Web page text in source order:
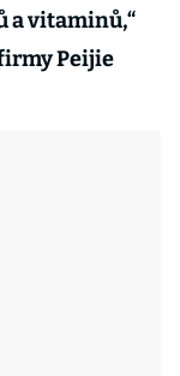
a vitaminů,“
Peijie